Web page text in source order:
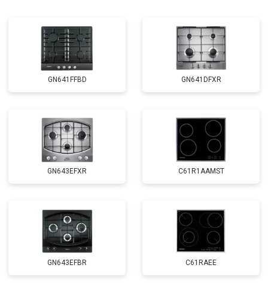
GN641FFBD GN641DFXR
GN643EFXR C61R1AAMST
GN643EFBR C61RAEE